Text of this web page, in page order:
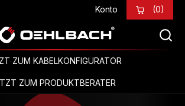
Konto (0)
ZUM KABELKONFIGURATOR
ZUM PRODUKTBERATER